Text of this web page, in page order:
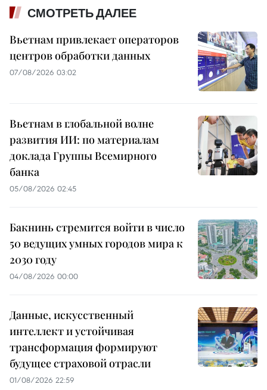
СМОТРЕТЬ ДАЛЕЕ
Вьетнам привлекает операторов
центров обработки данных
07/08/2026 03:02
Вьетнам в глобальной волне
развития ИИ: по материалам
доклада Группы Всемирного
банка
05/08/2026 02:45
Бакнинь стремится войти в число
50 ведущих умных городов мира к
2030 году
04/08/2026 00:00
Данные, искусственный
интеллект и устойчивая
трансформация формируют
будущее страховой отрасли
01/08/2026 22:59